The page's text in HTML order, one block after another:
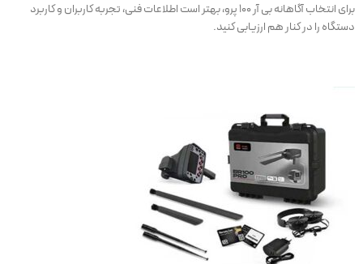
برای انتخاب آگاهانه بی آر 100 پرو، بهتر است اطلاعات فنی، تجربه کاربران و کاربرد
دستگاه را در کنار هم ارزیابی کنید.